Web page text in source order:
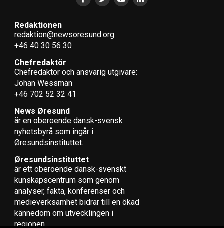
Redaktionen
redaktion@newsoresund.org
+46 40 30 56 30
Chefredaktör
Chefredaktör och ansvarig utgivare:
Johan Wessman
+46 702 52 32 41
News Øresund
är en oberoende dansk-svensk
nyhets­byrå som ingår i
Øresundsinstituttet.
Øresundsinstituttet
är ett oberoende dansk-svenskt
kunskapscentrum som genom
analyser, fakta, konferenser och
medieverksamhet bidrar till en ökad
kännedom om utvecklingen i
regionen.